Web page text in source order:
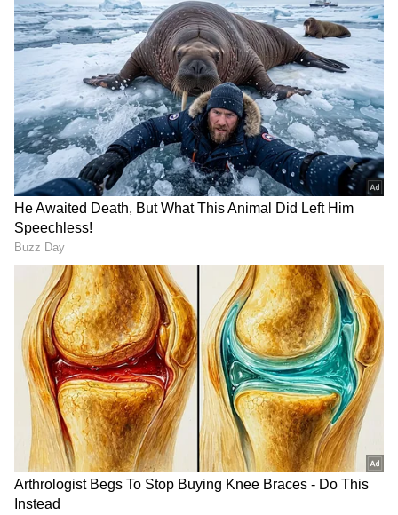
ಕತೆ ಬಗ್ಗೆ ಹೇಳುವುದಾದರೆ?
ನಾಲ್ಕು ಮಂದಿ ಸ್ನೇಹಿತರ ಕತೆ ಇದು. ಜೀವನ ಎಂಬುದು
ಚೌಕಾಬಾರ ಇದ್ದಂತೆ. ಹದಿಹರೆಯದ ವಯಸ್ಸಿನಲ್ಲಿ
ಎದುರಾಗುವ ಒತ್ತಡಗಳು, ಆಗ ತೆಗೆದುಕೊಳ್ಳುವ ನಿರ್ಧಾರಗಳು,
ಅದರಿಂದ ಮುಂದಿನ ಜೀವನದ ಮೇಲೆ ಯಾವ ರೀತಿ
ಪರಿಣಾಮಗಳು ಬೀರುತ್ತವೆ ಎಂಬುದನ್ನು ಹೇಳುವ ಕತೆ ಇಲ್ಲಿದೆ.
ಹೆಣ್ಮಕ್ಕಳು ಆರ್ಥಿಕವಾಗಿ ಸ್ವಾವಲಂಬಿಗಳಾಗಬೇಕು: ಸಪ್ತಮಿ
ಗೌಡ
DOWNLOAD APP
ಕನ್ನಡ ಸಿನಿಮಾ (Kannada Cinema News), ಟಿವಿ
ಕಾರ್ಯಕ್ರಮಗಳು (Kannada TV Shows), ಸೆಲೆಬ್ರಿಟಿ
ಸುದ್ದಿಗಳು ಮತ್ತು ಇತ್ತೀಚಿನ ಸುದ್ದಿಗಳಿಗಾಗಿ ಏಷ್ಯಾನೆಟ್
ಸುವರ್ಣ ನ್ಯೂಸ್‌ನಲ್ಲಿ ಮನರಂಜನಾ ವಿಭಾಗ ನೋಡಿ.
ಸಿನಿಮಾ ವಿಮರ್ಶೆಗಳು (Kannada Movies Review),
ತಾರೆಯರ ಸಂದರ್ಶನಗಳು, ಧಾರಾವಾಹಿ ಅಪ್‌ಡೇಟ್ಸ್‌,
ತೆರೆಮರೆಯ ಕಥೆಗಳು,OTT ರಿಲೀಸ್‌ಗಳ ಬಗ್ಗೆ
ಮಾಹಿತಿಯೂ ಇಲ್ಲಿದೆ.